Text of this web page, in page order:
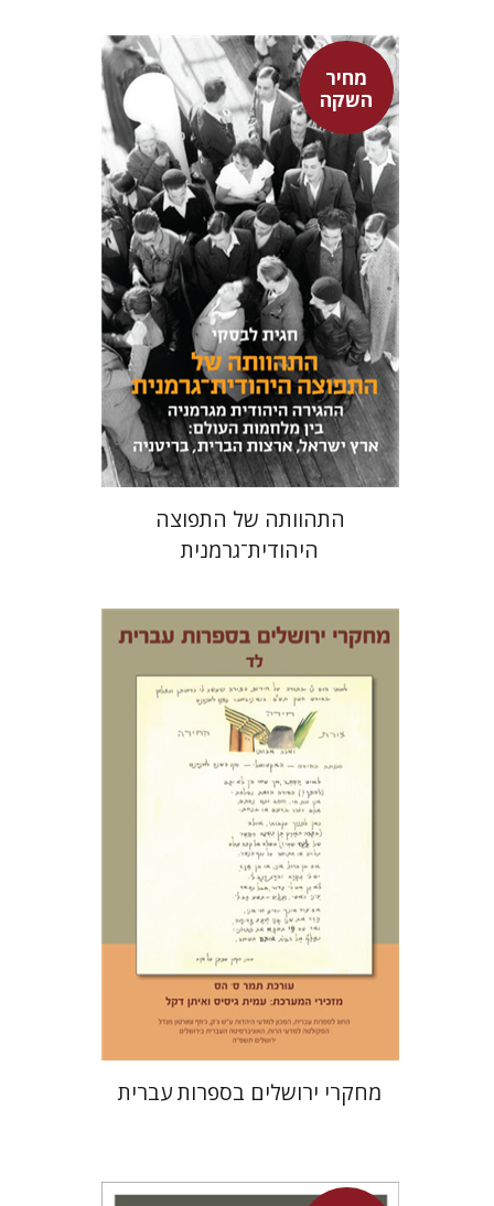
מחיר
השקה
חגית לבסקי
מאירה טורצקי
מחיר השקה
$34
$24
התהוותה של התפוצה
היהודית־גרמנית
תמר ס' הס
הנחת אתר ספר מודפס
$33
$30
מחקרי ירושלים בספרות עברית